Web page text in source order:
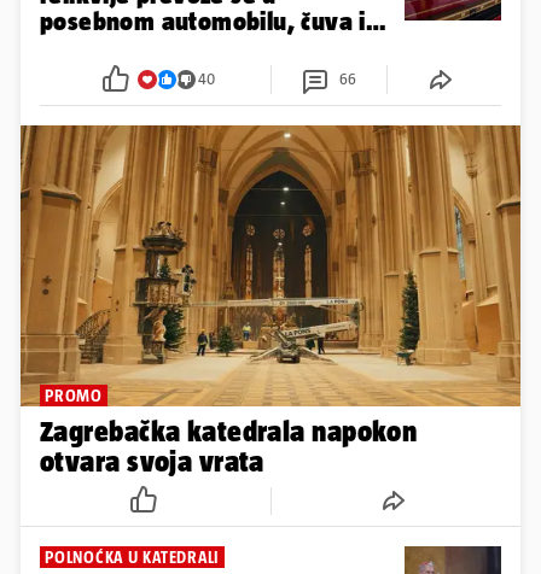
posebnom automobilu, čuva ih
40 66
PROMO
Zagrebačka katedrala napokon
otvara svoja vrata
POLNOĆKA U KATEDRALI